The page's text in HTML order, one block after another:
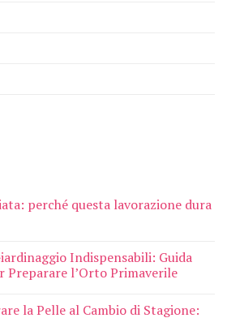
perché questa lavorazione dura
Indispensabili: Guida
Preparare l’Orto Primaverile
la Pelle al Cambio di Stagione: